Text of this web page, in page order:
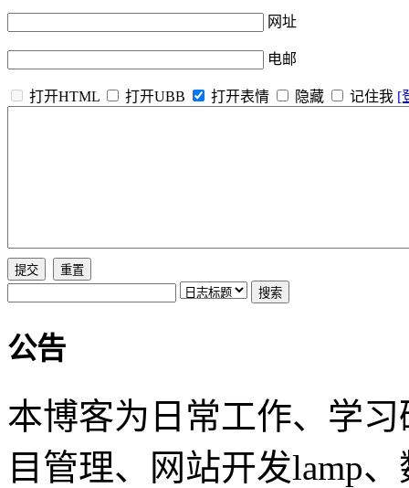
网址
电邮
打开HTML 打开UBB 打开表情 隐藏 记住我 [
公告
本博客为日常工作、学
目管理、网站开发lamp